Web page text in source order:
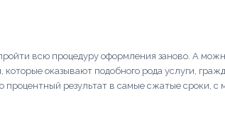
всю процедуру оформления заново. А
оказывают подобного рода услуги,
процентный результат в самые сжатые сроки,